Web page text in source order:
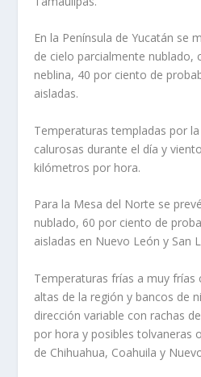
En la Península de Yucatán se
de cielo parcialmente nublado,
neblina, 40 por ciento de
aisladas.
Temperaturas templadas por
calurosas durante el día y
kilómetros por hora.
Para la Mesa del Norte se
nublado, 60 por ciento de
aisladas en Nuevo León y San
Temperaturas frías a muy frías
altas de la región y bancos de
dirección variable con rachas
por hora y posibles tolvaneras
de Chihuahua, Coahuila y